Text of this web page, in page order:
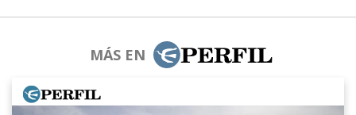
MÁS EN